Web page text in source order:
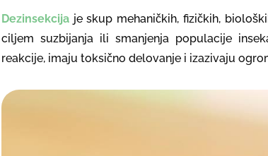
Dezinsekcijaje skup mehaničkih, fizičkih,
ciljem suzbijanja ili smanjenja populacije
reakcije, imaju toksično delovanje i izazivaju